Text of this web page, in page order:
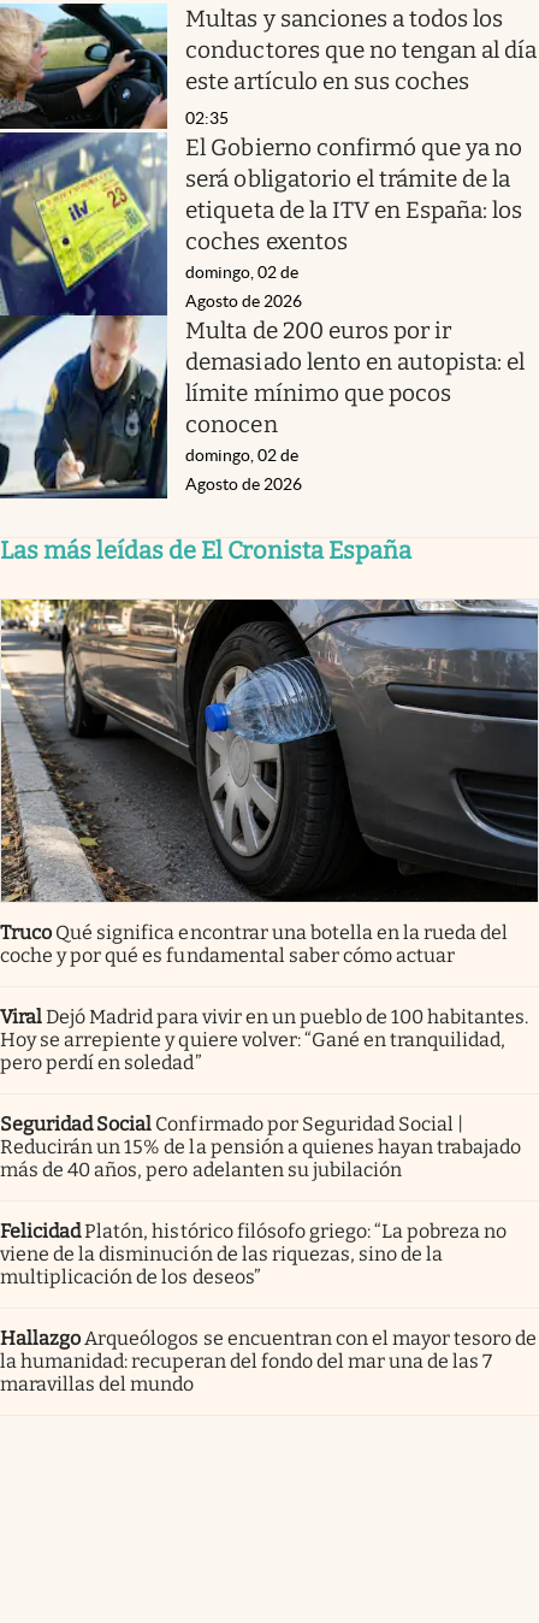
Multas y sanciones a todos los
conductores que no tengan al día
este artículo en sus coches
02:35
El Gobierno confirmó que ya no
será obligatorio el trámite de la
etiqueta de la ITV en España: los
coches exentos
domingo, 02 de
Agosto de 2026
Multa de 200 euros por ir
demasiado lento en autopista: el
límite mínimo que pocos
conocen
domingo, 02 de
Agosto de 2026
Las más leídas de El Cronista España
Truco Qué significa encontrar una botella en la rueda del
coche y por qué es fundamental saber cómo actuar
ViralDejó Madrid para vivir en un pueblo de 100 habitantes.
Hoy se arrepiente y quiere volver: “Gané en tranquilidad,
pero perdí en soledad”
Seguridad Social Confirmado por Seguridad Social |
Reducirán un 15% de la pensión a quienes hayan trabajado
más de 40 años, pero adelanten su jubilación
FelicidadPlatón, histórico filósofo griego: “La pobreza no
viene de la disminución de las riquezas, sino de la
multiplicación de los deseos”
HallazgoArqueólogos se encuentran con el mayor tesoro de
la humanidad: recuperan del fondo del mar una de las 7
maravillas del mundo